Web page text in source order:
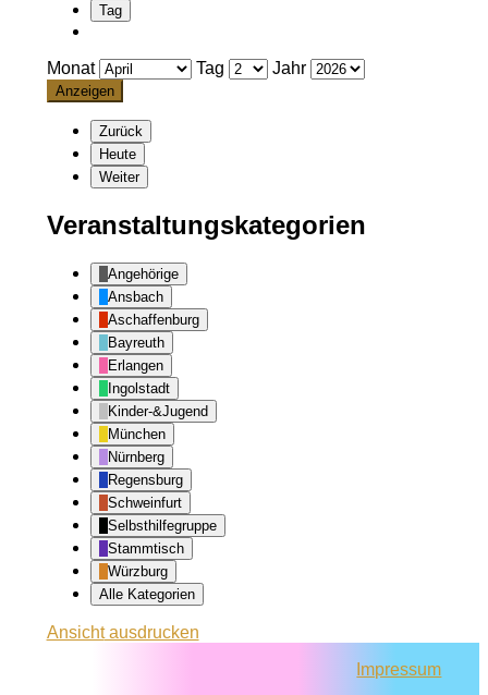
Tag
Monat Tag Jahr
Zurück
Heute
Weiter
Veranstaltungskategorien
Angehörige
Ansbach
Aschaffenburg
Bayreuth
Erlangen
Ingolstadt
Kinder-&Jugend
München
Nürnberg
Regensburg
Schweinfurt
Selbsthilfegruppe
Stammtisch
Würzburg
Alle Kategorien
Ansichtausdrucken
Impressum